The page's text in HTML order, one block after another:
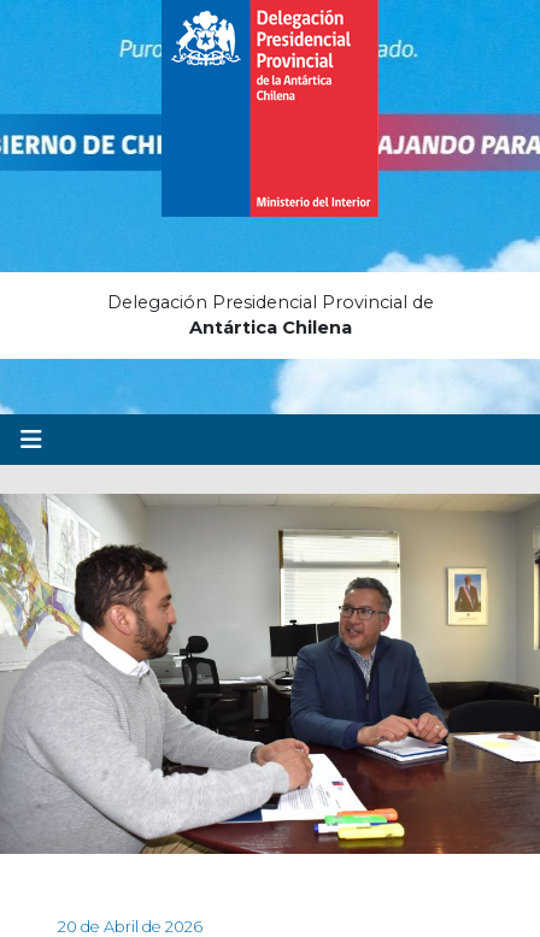
Delegación Presidencial Provincial de
Antártica Chilena
20 de Abril de 2026